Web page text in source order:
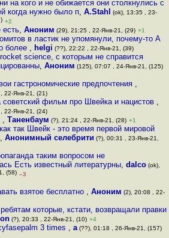
на кого и не обижается они столкнулись с
когда нужно было п, A.Stahl (ok), 13:35 , 23-
+2
есть,Аноним (29), 21:25 , 22-Янв-21, (29) +1
в ластик не упомянули, почему-то А
более , helgi (??), 22:22 , 22-Янв-21, (39)
science, с которым не справится
,Аноним (125), 07:07 , 24-Янв-21, (125)
гастрономические предпочтения ,
22-Янв-21, (21)
фильм про Швейка и нацистов ,
22-Янв-21, (24)
, Таненбаум (?), 21:24 , 22-Янв-21, (28) +1
так Швейк - это время первой мировой
, Анонимный селебрити (?), 00:31 , 23-Янв-21,
таким вопросом не
Есть известный литературны, dalco(ok),
(58) –3
взятое бесплатно ,Аноним (2), 20:08 , 22-
которые, кстати, возвращали правки
(?), 20:33 , 22-Янв-21, (10) +4
3 times , a(??), 01:18 , 26-Янв-21, (157)